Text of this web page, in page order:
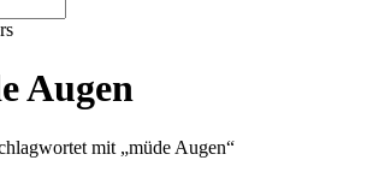
Augen
mit „müde Augen“